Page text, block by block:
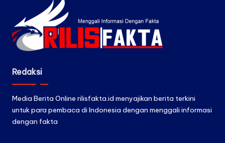
Redaksi
Media Berita Online rilisfakta.id menyajikan berita terkini
untuk para pembaca di Indonesia dengan menggali informasi
dengan fakta